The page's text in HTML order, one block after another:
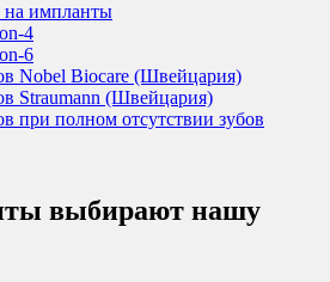
на импланты
4
6
Nobel Biocare (Швейцария)
Straumann (Швейцария)
при полном отсутствии зубов
выбирают нашу